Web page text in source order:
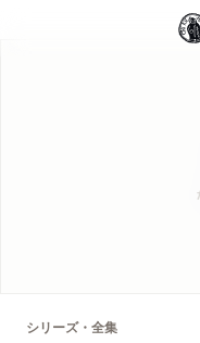
シリーズ・全集